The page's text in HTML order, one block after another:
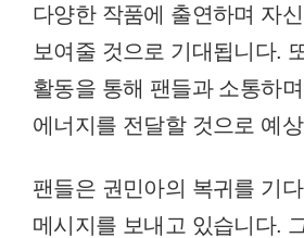
다양한 작품에 출연하며 자
보여줄 것으로 기대됩니다.
활동을 통해 팬들과 소통하
에너지를 전달할 것으로 예
팬들은 권민아의 복귀를 기
메시지를 보내고 있습니다.